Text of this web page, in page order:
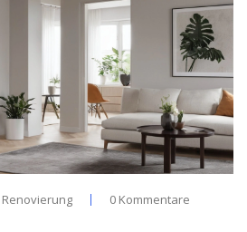
Renovierung 0 Kommentare